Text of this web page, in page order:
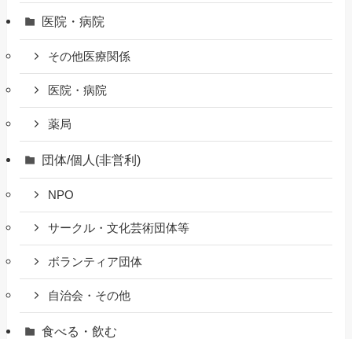
医院・病院
その他医療関係
医院・病院
薬局
団体/個人(非営利)
NPO
サークル・文化芸術団体等
ボランティア団体
自治会・その他
食べる・飲む